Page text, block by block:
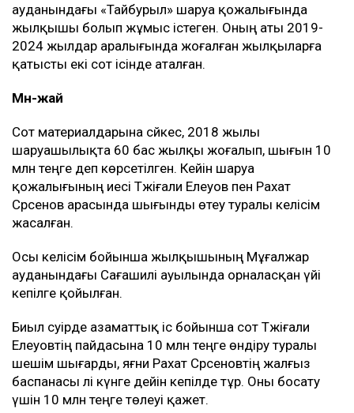
ауданындағы «Тайбурыл» шаруа қожалығында
жылқышы болып жұмыс істеген. Оның аты 2019-
2024 жылдар аралығында жоғалған жылқыларға
қатысты екі сот ісінде аталған.
Мән-жай
Сот материалдарына сәйкес, 2018 жылы
шаруашылықта 60 бас жылқы жоғалып, шығын 10
млн теңге деп көрсетілген. Кейін шаруа
қожалығының иесі Тәжіғали Елеуов пен Рахат
Сәрсенов арасында шығынды өтеу туралы келісім
жасалған.
Осы келісім бойынша жылқышының Мұғалжар
ауданындағы Сағашилі ауылында орналасқан үйі
кепілге қойылған.
Биыл сәуірде азаматтық іс бойынша сот Тәжіғали
Елеуовтің пайдасына 10 млн теңге өндіру туралы
шешім шығарды, яғни Рахат Сәрсеновтің жалғыз
баспанасы әлі күнге дейін кепілде тұр. Оны босату
үшін 10 млн теңге төлеуі қажет.